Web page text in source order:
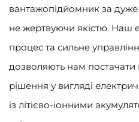
вантажопідйомник за
не жертвуючи якістю. Наш
процес та сильне
дозволяють нам постачати
рішення у вигляді
із літієво-іонними